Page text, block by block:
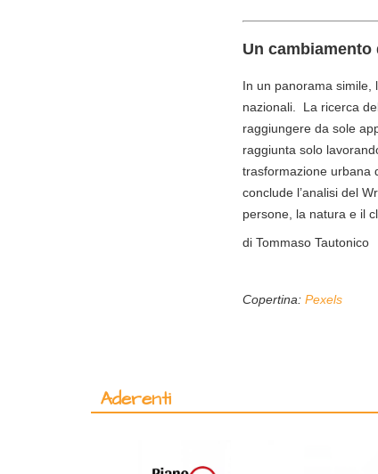
Un cambiamento
In un panorama simile,
nazionali. La ricerca
raggiungere da sole
raggiunta solo
trasformazione urbana
conclude l’analisi del
persone, la natura e il
di Tommaso Tautonico
Copertina: Pexels
Aderenti